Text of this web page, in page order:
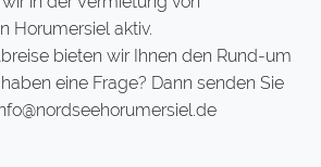
Horumersiel aktiv.
bieten wir Ihnen den Rund-um
eine Frage? Dann senden Sie